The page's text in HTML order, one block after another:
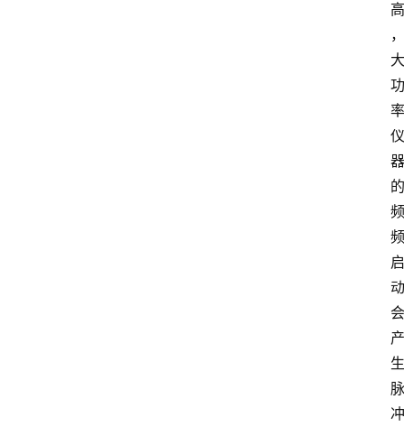
高
，
大
功
率
仪
器
的
频
频
启
动
会
产
生
脉
冲